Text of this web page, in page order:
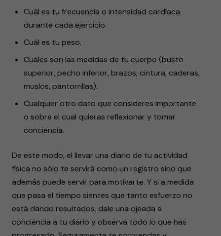
Cuál es tu frecuencia o intensidad cardíaca
durante cada ejercicio.
Cuál es tu peso.
Cuáles son las medidas de tu cuerpo (busto
superior, pecho inferior, brazos, cintura, caderas,
muslos, pantorrillas).
Cualquier otro dato que consideres importante
o sobre el cual quieras reflexionar y tomar
conciencia.
De este modo, el llevar una diario de tu actividad
física no sólo te servirá como un registro sino que
además puede servir para motivarte. Y si a medida
que pasa el tiempo sientes que tanto esfuerzo no
está dando resultados, dale una ojeada a
conciencia a tu diario y observa todo lo que has